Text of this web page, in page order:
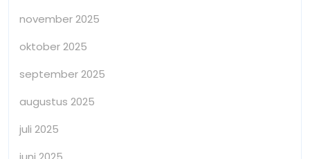
november 2025
oktober 2025
september 2025
augustus 2025
juli 2025